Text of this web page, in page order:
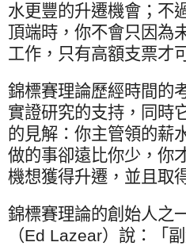
水更豐的升遷機會；不
頂端時，你不會只因為
工作，只有高額支票才
錦標賽理論歷經時間的
實證研究的支持，同時
的見解：你主管領的薪
做的事卻遠比你少，你
機想獲得升遷，並且取
錦標賽理論的創始人之
（Ed Lazear）說：「